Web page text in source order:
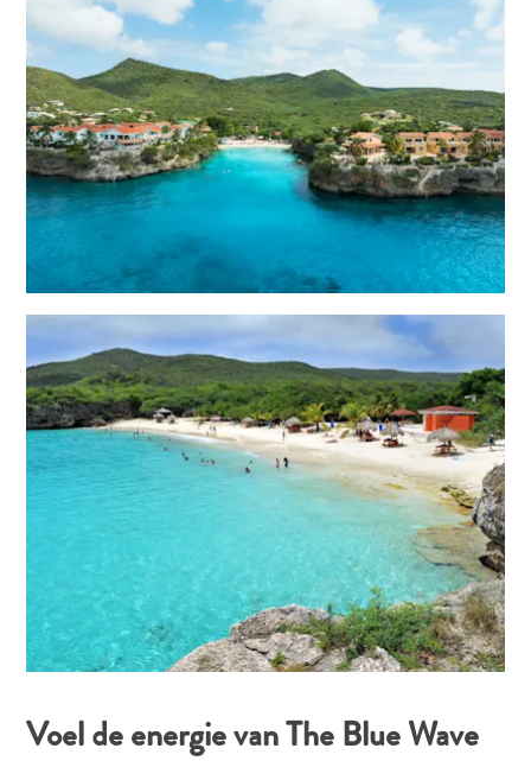
golf
Stranden
Taxidiensten
Tours
Wateractiviteiten
Winkelgebieden
Waar
verblijven
Voel de energie van The Blue Wave